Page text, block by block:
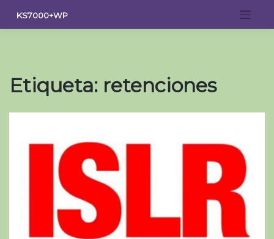
contenido
KS7000+WP
Etiqueta: retenciones